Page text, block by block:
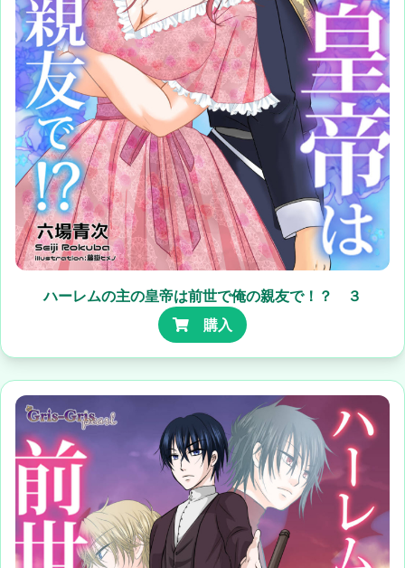
ハーレムの主の皇帝は前世で俺の親友で！？ ３
購入